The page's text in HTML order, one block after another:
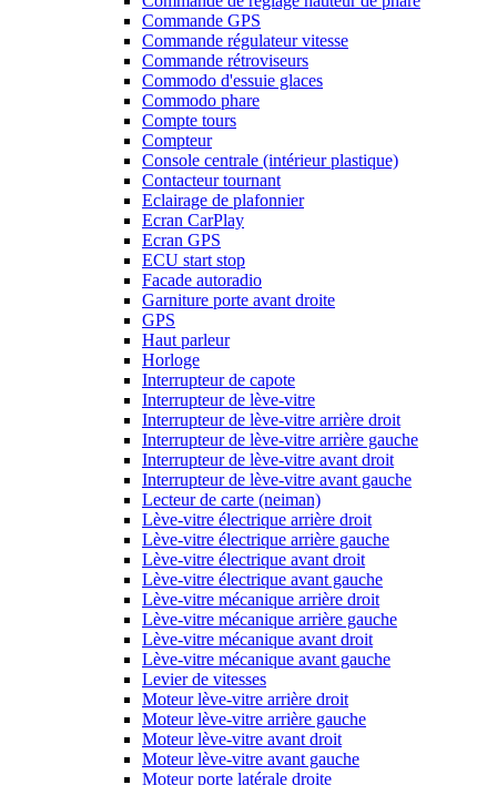
Commande GPS
Commande régulateur vitesse
Commande rétroviseurs
Commodo d'essuie glaces
Commodo phare
Compte tours
Compteur
Console centrale (intérieur plastique)
Contacteur tournant
Eclairage de plafonnier
Ecran CarPlay
Ecran GPS
ECU start stop
Facade autoradio
Garniture porte avant droite
GPS
Haut parleur
Horloge
Interrupteur de capote
Interrupteur de lève-vitre
Interrupteur de lève-vitre arrière droit
Interrupteur de lève-vitre arrière gauche
Interrupteur de lève-vitre avant droit
Interrupteur de lève-vitre avant gauche
Lecteur de carte (neiman)
Lève-vitre électrique arrière droit
Lève-vitre électrique arrière gauche
Lève-vitre électrique avant droit
Lève-vitre électrique avant gauche
Lève-vitre mécanique arrière droit
Lève-vitre mécanique arrière gauche
Lève-vitre mécanique avant droit
Lève-vitre mécanique avant gauche
Levier de vitesses
Moteur lève-vitre arrière droit
Moteur lève-vitre arrière gauche
Moteur lève-vitre avant droit
Moteur lève-vitre avant gauche
Moteur porte latérale droite